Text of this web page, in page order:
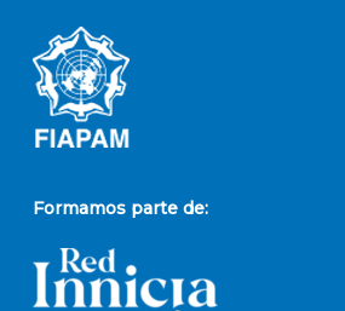
Formamos parte de: